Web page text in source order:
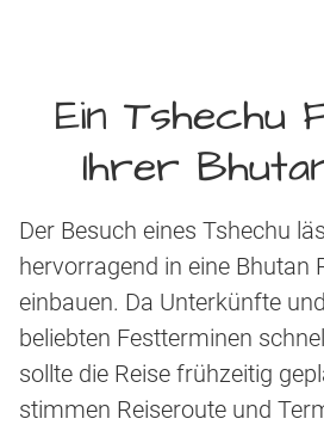
Ein Tshechu
Ihrer
Der Besuch eines Tshechu
hervorragend in eine Bhutan
einbauen. Da Unterkünfte
beliebten Festterminen
sollte die Reise frühzeitig
stimmen Reiseroute und